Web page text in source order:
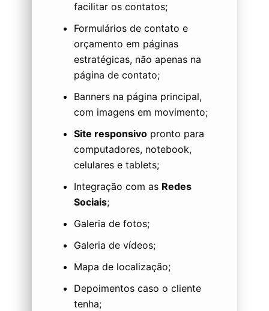
facilitar os contatos;
Formulários de contato e
orçamento em páginas
estratégicas, não apenas na
página de contato;
Banners na página principal,
com imagens em movimento;
Site responsivo pronto para
computadores, notebook,
celulares e tablets;
Integração com as Redes
Sociais;
Galeria de fotos;
Galeria de vídeos;
Mapa de localização;
Depoimentos caso o cliente
tenha;